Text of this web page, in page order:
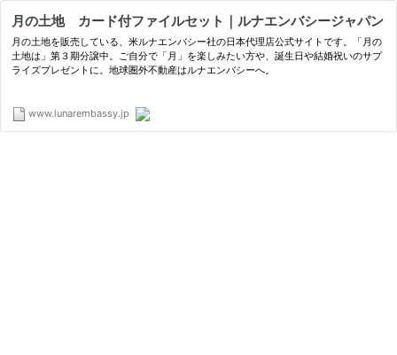
月の土地 カード付ファイルセット｜ルナエンバシージャパン
月の土地を販売している、米ルナエンバシー社の日本代理店公式サイトです。「月の
土地は」第３期分譲中。ご自分で「月」を楽しみたい方や、誕生日や結婚祝いのサプ
ライズプレゼントに。地球圏外不動産はルナエンバシーへ。
www.lunarembassy.jp